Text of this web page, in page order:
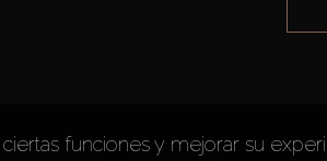
funciones y mejorar su